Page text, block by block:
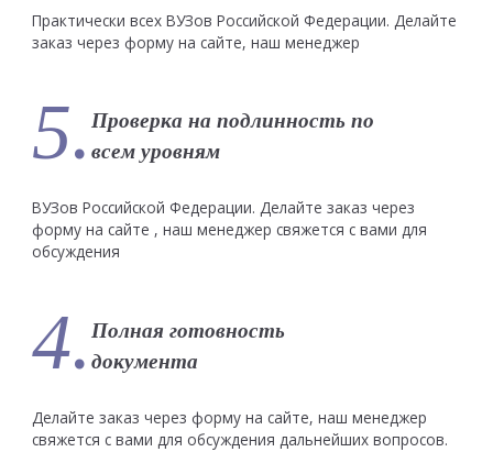
Практически всех ВУЗов Российской Федерации. Делайте
заказ через форму на сайте, наш менеджер
5. Проверка на подлинность по
всем уровням
ВУЗов Российской Федерации. Делайте заказ через
форму на сайте , наш менеджер свяжется с вами для
обсуждения
4. Полная готовность
документа
Делайте заказ через форму на сайте, наш менеджер
свяжется с вами для обсуждения дальнейших вопросов.